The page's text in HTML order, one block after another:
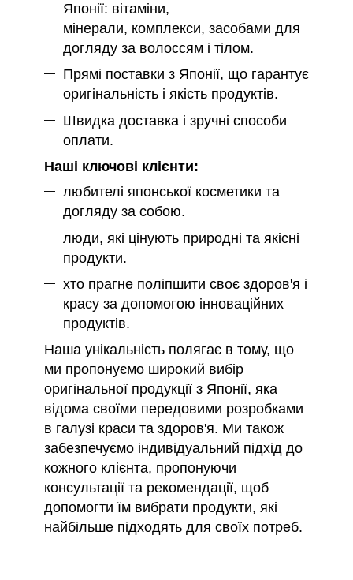
Японії: вітаміни,
мінерали, комплекси, засобами для
догляду за волоссям і тілом.
Прямі поставки з Японії, що гарантує
оригінальність і якість продуктів.
Швидка доставка і зручні способи
оплати.
Наші ключові клієнти:
любителі японської косметики та
догляду за собою.
люди, які цінують природні та якісні
продукти.
хто прагне поліпшити своє здоров'я і
красу за допомогою інноваційних
продуктів.
Наша унікальність полягає в тому, що
ми пропонуємо широкий вибір
оригінальної продукції з Японії, яка
відома своїми передовими розробками
в галузі краси та здоров'я. Ми також
забезпечуємо індивідуальний підхід до
кожного клієнта, пропонуючи
консультації та рекомендації, щоб
допомогти їм вибрати продукти, які
найбільше підходять для своїх потреб.